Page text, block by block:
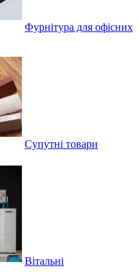
Фурнітура для офісних
Супутні товари
Вітальні